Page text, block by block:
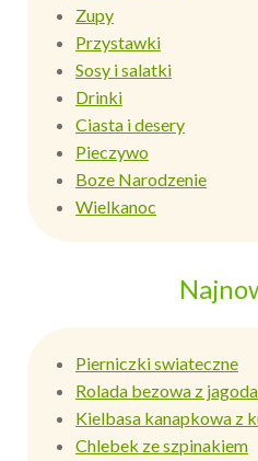
Zupy
Przystawki
Sosy i salatki
Drinki
Ciasta i desery
Pieczywo
Boze Narodzenie
Wielkanoc
Pierniczki swiateczne
Rolada bezowa z
Kielbasa kanapkowa z
Chlebek ze szpinakiem